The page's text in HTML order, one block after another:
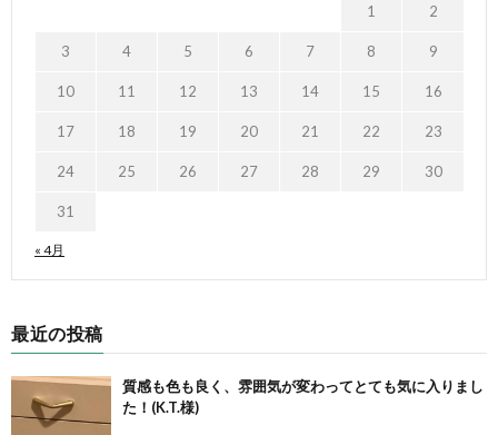
« 4月
1 2
3 4 5 6 7 8 9
10 11 12 13 14 15 16
17 18 19 20 21 22 23
24 25 26 27 28 29 30
31
最近の投稿
質感も色も良く、雰囲気が変わってとても気に入りまし
た！(K.T.様)